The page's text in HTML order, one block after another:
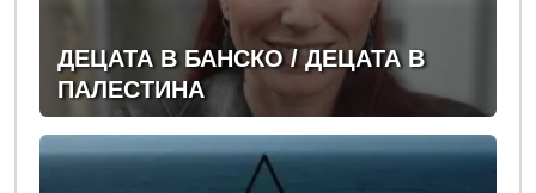
ДЕЦАТА В БАНСКО / ДЕЦАТА В
ПАЛЕСТИНА